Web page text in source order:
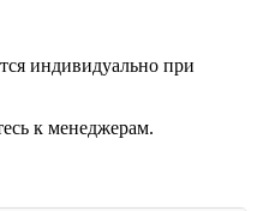
индивидуально при
к менеджерам.